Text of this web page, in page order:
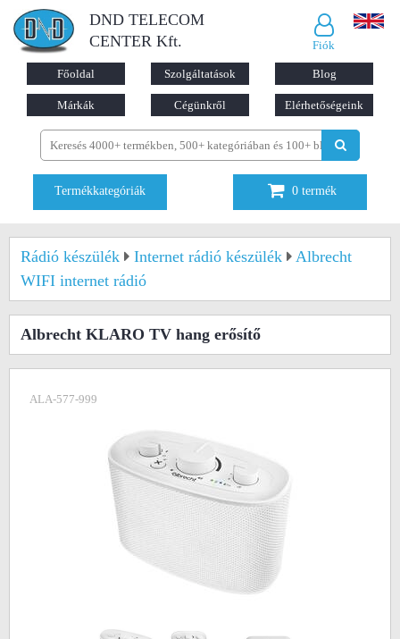
DND TELECOM
CENTER Kft.
Fiók
Főoldal Szolgáltatások Blog
Márkák Cégünkről Elérhetőségeink
Termékkategóriák 0 termék
Rádió készülék Internet rádió készülék
Albrecht
WIFI internet rádió
Albrecht KLARO TV hang erősítő
ALA-577-999